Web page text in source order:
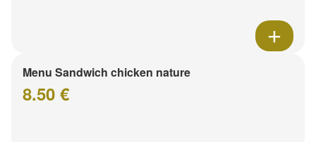
Menu Sandwich chicken nature
8.50 €